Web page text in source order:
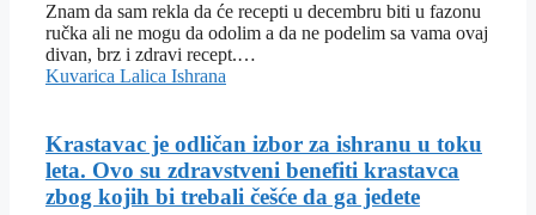
Znam da sam rekla da će recepti u decembru biti u fazonu
ručka ali ne mogu da odolim a da ne podelim sa vama ovaj
divan, brz i zdravi recept.…
Kuvarica Lalica Ishrana
Krastavac je odličan izbor za ishranu u toku
leta. Ovo su zdravstveni benefiti krastavca
zbog kojih bi trebali češće da ga jedete